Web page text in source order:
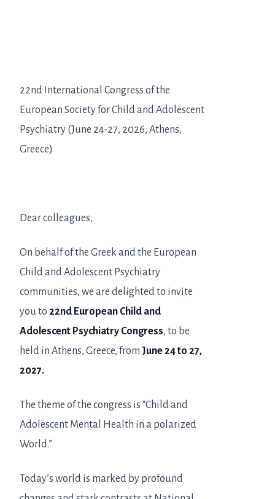
22nd International Congress of the
European Society for Child and Adolescent
Psychiatry (June 24-27, 2026, Athens,
Greece)
Dear colleagues,
On behalf of the Greek and the European
Child and Adolescent Psychiatry
communities, we are delighted to invite
you to 22nd European Child and
Adolescent Psychiatry Congress, to be
held in Athens, Greece, from June 24 to 27,
2027.
The theme of the congress is “Child and
Adolescent Mental Health in a polarized
World.”
Today’s world is marked by profound